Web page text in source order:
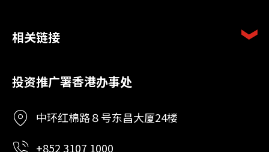
相关链接
投资推广署香港办事处
中环红棉路８号东昌大厦24楼
+852 3107 1000